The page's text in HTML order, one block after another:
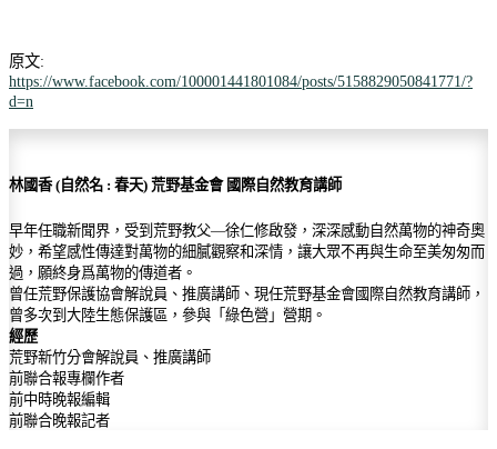
原文:
https://www.facebook.com/100001441801084/posts/5158829050841771/?
d=n
林國香 (自然名 : 春天) 荒野基金會 國際自然教育講師
早年任職新聞界，受到荒野教父—徐仁修啟發，深深感動自然萬物的神奇奧
妙，希望感性傳達對萬物的細膩觀察和深情，讓大眾不再與生命至美匆匆而
過，願終身爲萬物的傳道者。
曾任荒野保護協會解說員、推廣講師、現任荒野基金會國際自然教育講師，
曾多次到大陸生態保護區，參與「綠色營」營期。
經歷
荒野新竹分會解說員、推廣講師
前聯合報專欄作者
前中時晚報編輯
前聯合晚報記者